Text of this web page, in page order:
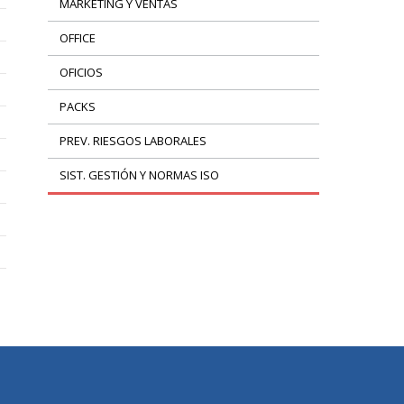
MARKETING Y VENTAS
OFFICE
OFICIOS
PACKS
PREV. RIESGOS LABORALES
SIST. GESTIÓN Y NORMAS ISO